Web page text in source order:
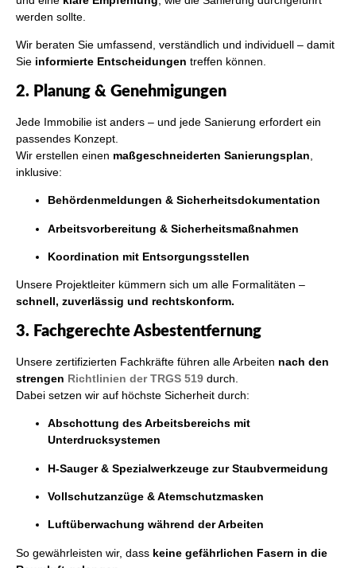
werden sollte.
Wir beraten Sie umfassend, verständlich und individuell – damit
Sie informierte Entscheidungen treffen können.
2. Planung & Genehmigungen
Jede Immobilie ist anders – und jede Sanierung erfordert ein
passendes Konzept.
Wir erstellen einen maßgeschneiderten Sanierungsplan
inklusive:
Behördenmeldungen & Sicherheitsdokumentation
Arbeitsvorbereitung & Sicherheitsmaßnahmen
Koordination mit Entsorgungsstellen
Unsere Projektleiter kümmern sich um alle Formalitäten –
schnell, zuverlässig und rechtskonform.
3. Fachgerechte Asbestentfernung
Unsere zertifizierten Fachkräfte führen alle Arbeiten nach den
strengen Richtlinien der TRGS 519 durch.
Dabei setzen wir auf höchste Sicherheit durch:
Abschottung des Arbeitsbereichs mit
Unterdrucksystemen
H-Sauger & Spezialwerkzeuge zur Staubvermeidung
Vollschutzanzüge & Atemschutzmasken
Luftüberwachung während der Arbeiten
So gewährleisten wir, dass keine gefährlichen Fasern in die